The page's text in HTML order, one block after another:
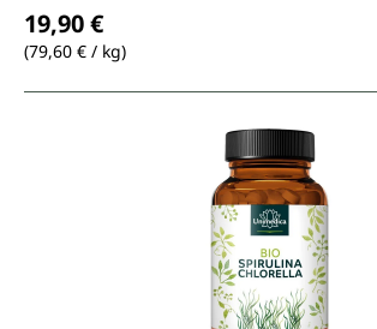
19,90 €
(79,60 € / kg)